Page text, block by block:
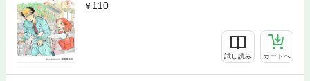
110
試し読み カートへ